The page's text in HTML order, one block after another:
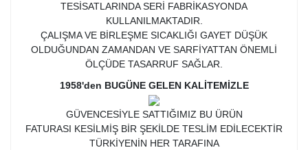
TESİSATLARINDA SERİ FABRİKASYONDA
KULLANILMAKTADIR.
ÇALIŞMA VE BİRLEŞME SICAKLIĞI GAYET DÜŞÜK
OLDUĞUNDAN ZAMANDAN VE SARFİYATTAN ÖNEMLİ
ÖLÇÜDE TASARRUF SAĞLAR.
1958'den BUGÜNE GELEN KALİTEMİZLE
GÜVENCESİYLE SATTIĞIMIZ BU ÜRÜN
FATURASI KESİLMİŞ BİR ŞEKİLDE TESLİM EDİLECEKTİR
TÜRKİYENİN HER TARAFINA